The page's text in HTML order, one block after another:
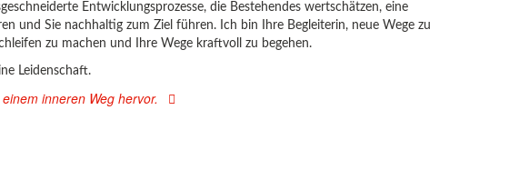
Entwicklungsprozesse, die Bestehendes wertschätzen, eine
und Sie nachhaltig zum Ziel führen. Ich bin Ihre Begleiterin, neue Wege zu
zu machen und Ihre Wege kraftvoll zu begehen.
Leidenschaft.
inneren Weg hervor.